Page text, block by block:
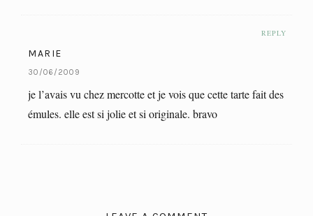
REPLY
MARIE
30/06/2009
je l’avais vu chez mercotte et je vois que cette tarte fait des
émules. elle est si jolie et si originale. bravo